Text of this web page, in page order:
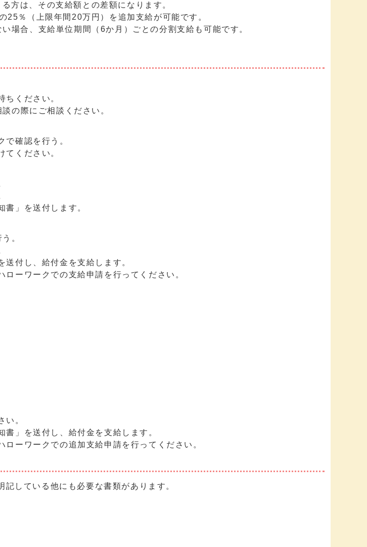
方は、その支給額との差額になります。
％（上限年間20万円）を追加支給が可能です。
、支給単位期間（6か月）ごとの分割支給も可能です。
ちください。
の際にご相談ください。
で確認を行う。
てください。
書」を送付します。
。
送付し、給付金を支給します。
ーワークでの支給申請を行ってください。
い。
」を送付し、給付金を支給します。
ーワークでの追加支給申請を行ってください。
している他にも必要な書類があります。